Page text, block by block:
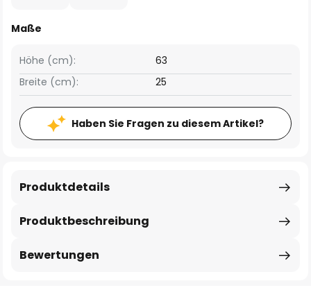
Maße
Breite (cm): 25
Höhe (cm): 63
Haben Sie Fragen zu diesem Artikel?
Produktbeschreibung
Produktdetails
Bewertungen